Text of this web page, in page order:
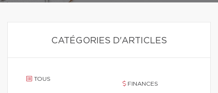
CATÉGORIES D'ARTICLES
TOUS
FINANCES